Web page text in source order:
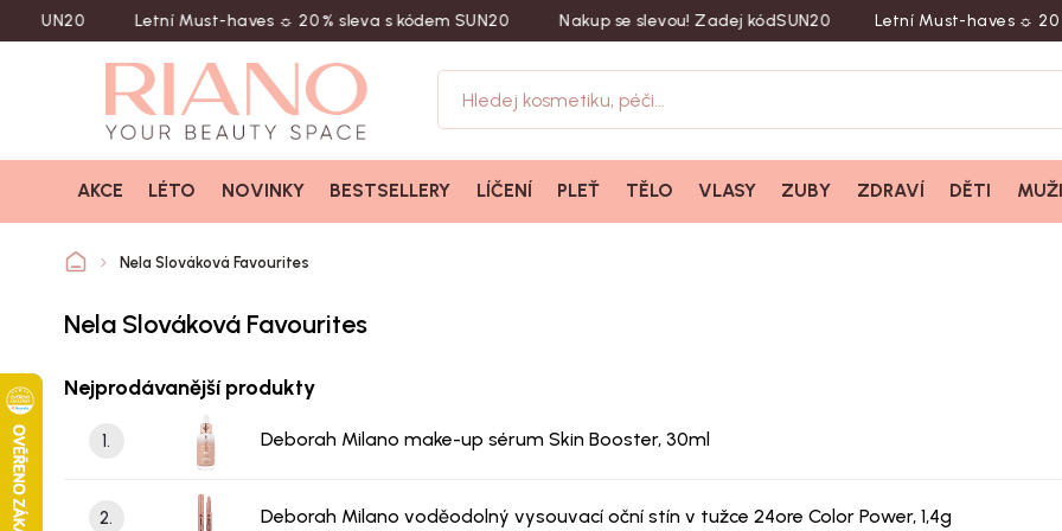
Letní Must-haves ☼ 20 % sleva s kódem SUN20 Nakup se slevou! Zadej kódSUN20 Letní Must-haves ☼ 20 % sleva
AKCE LÉTO NOVINKY BESTSELLERY LÍČENÍ PLEŤ TĚLO VLASY ZUBY ZDRAVÍ DĚTI MUŽI
Nela Slováková Favourites
Nela Slováková Favourites
Nejprodávanější produkty
1. Deborah Milano make-up sérum Skin Booster, 30ml
2. Deborah Milano voděodolný vysouvací oční stín v tužce 24ore Color Power, 1,4g